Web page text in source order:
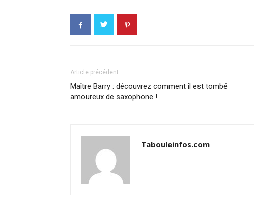
Article précédent
Maître Barry : découvrez comment il est tombé
amoureux de saxophone !
Tabouleinfos.com